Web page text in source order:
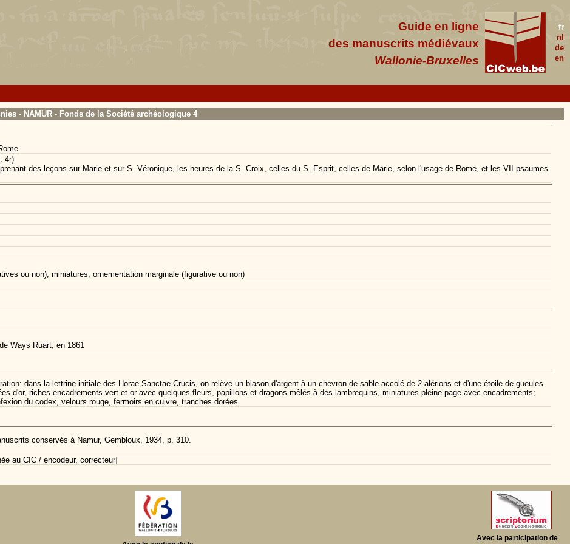
fr
nl
de
en
Guide en ligne
des manuscrits médiévaux
Wallonie-Bruxelles
- NAMUR - Fonds de la Société archéologique 4
4r)
des leçons sur Marie et sur S. Véronique, les heures de la S.-Croix, celles du S.-Esprit, celles de Marie, selon l'usage de Rome, et les VII psaumes
ou non), miniatures, ornementation marginale (figurative ou non)
Ways Ruart, en 1861
dans la lettrine initiale des Horae Sanctae Crucis, on relève un blason d'argent à un chevron de sable accolé de 2 alérions et d'une étoile de gueules
d'or, riches encadrements vert et or avec quelques fleurs, papillons et dragons mêlés à des lambrequins, miniatures pleine page avec encadrements;
du codex, velours rouge, fermoirs en cuivre, tranches dorées.
conservés à Namur, Gembloux, 1934, p. 310.
au CIC / encodeur, correcteur]
Avec la participation de